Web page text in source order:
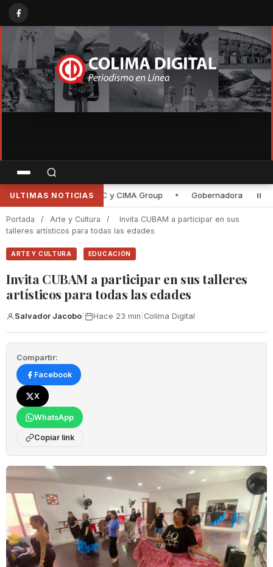
ULTIMAS NOTICIAS
Gobernadora de Colima entrega rehabilitación de la planta
Portada / Arte y Cultura /
Invita CUBAM a participar en sus
talleres artísticos para todas las edades
ARTE Y CULTURA EDUCACIÓN
Invita CUBAM a participar en sus talleres
artísticos para todas las edades
Salvador Jacobo Hace 23 min Colima Digital
Compartir:
Facebook
X
WhatsApp
Copiar link